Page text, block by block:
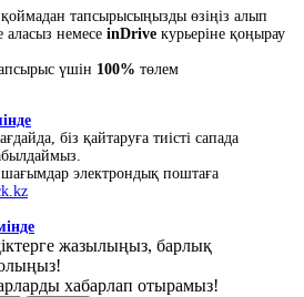
қоймадан тапсырысыңызды өзіңіз алып
аласыз немесе inDrive курьеріне қоңырау
үшін 100% төлем
біз қайтаруға тиісті сапада
электрондық поштаға
жазылыңыз, барлық
хабарлап отырамыз!